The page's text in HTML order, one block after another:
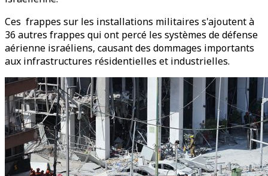
Ces frappes sur les installations militaires s'ajoutent à
36 autres frappes qui ont percé les systèmes de défense
aérienne israéliens, causant des dommages importants
aux infrastructures résidentielles et industrielles.